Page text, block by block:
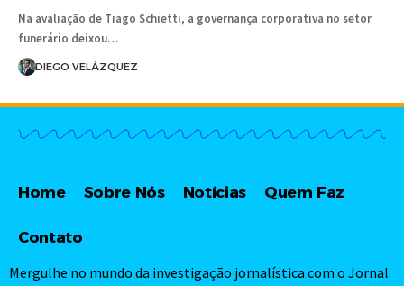
Na avaliação de Tiago Schietti, a governança corporativa no setor
funerário deixou…
DIEGO VELÁZQUEZ
Home Sobre Nós Notícias Quem Faz
Contato
Mergulhe no mundo da investigação jornalística com o Jornal